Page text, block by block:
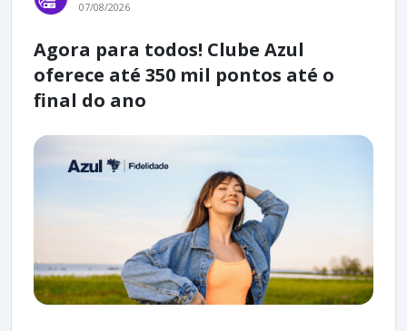
07/08/2026
Agora para todos! Clube Azul
oferece até 350 mil pontos até o
final do ano